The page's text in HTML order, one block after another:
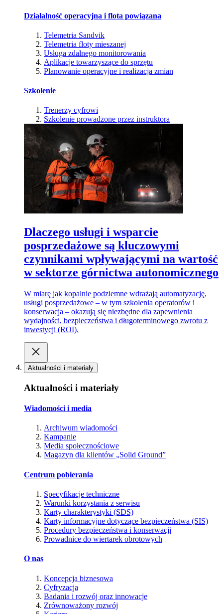
Działalność operacyjna i flota powiązana
Telemetria Sandvik
Telemetria floty mieszanej
Usługa zdalnego monitorowania
Aplikacje towarzyszące do sprzętu
Planowanie operacyjne i realizacja zmian
Szkolenie
Trenerzy cyfrowi
Szkolenie prowadzone przez instruktora
Dlaczego usługi i wsparcie
posprzedażowe są kluczowymi
czynnikami wpływającymi na wartość
w sektorze górnictwa autonomicznego
W miarę jak kopalnie podziemne wdrażają automatyzację,
usługi posprzedażowe – w tym szkolenia operatorów i
konserwacja – okazują się niezbędne dla zapewnienia
wydajności, bezpieczeństwa i długoterminowego zwrotu z
inwestycji (ROI).
Aktualności i materiały
Aktualności i materiały
Wiadomości i media
Archiwum wiadomości
Kampanie
Media społecznościowe
Magazyn dla klientów „Solid Ground”
Centrum pobierania
Specyfikacje techniczne
Warunki korzystania z serwisu
Karty charakterystyki (SDS)
Karty informacyjne dotyczące bezpieczeństwa (SIS)
Procedury bezpieczeństwa i konserwacji
Prowadnice do wiertarek obrotowych
O nas
Koncepcja biznesowa
Cyfryzacja
Badania i rozwój oraz innowacje
Zrównoważony rozwój